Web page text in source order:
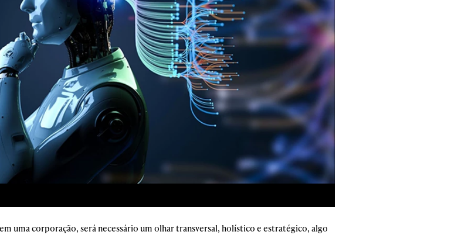
uma corporação, será necessário um olhar transversal, holístico e estratégico, algo